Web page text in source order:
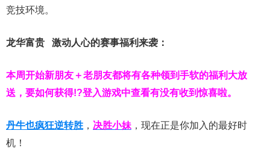
竞技环境。
龙华富贵 激动人心的赛事福利来袭：
本周开始新朋友＋老朋友都将有各种领到手软的福利大放
送，要如何获得!?登入游戏中查看有没有收到惊喜啦。
丹牛也疯狂逆转胜， 决胜小妹，现在正是你加入的最好时
机！